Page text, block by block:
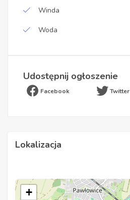
Winda
Woda
Udostępnij ogłoszenie
Facebook Twitter
Lokalizacja
+